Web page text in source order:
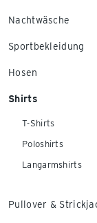
Nachtwäsche
Sportbekleidung
Hosen
Shirts
T-Shirts
Poloshirts
Langarmshirts
Pullover &